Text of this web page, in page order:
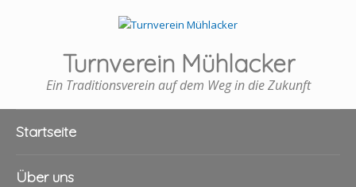
Turnverein Mühlacker
Ein Traditionsverein auf dem Weg in die Zukunft
Startseite
Über uns